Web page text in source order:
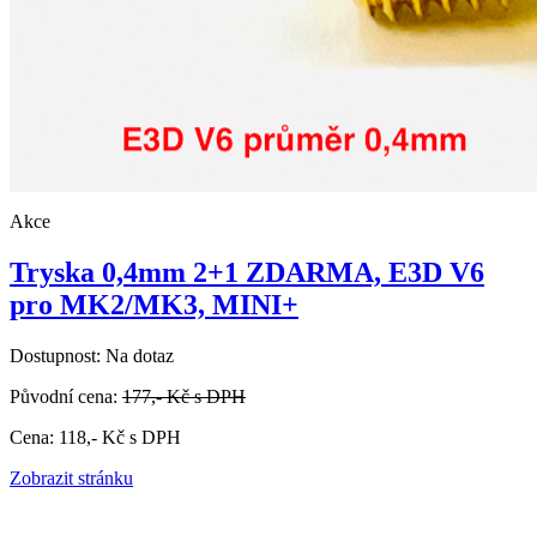
Akce
Tryska 0,4mm 2+1 ZDARMA, E3D V6
pro MK2/MK3, MINI+
Dostupnost: Na dotaz
Původní cena: 177,-Kčs DPH
Cena: 118,- Kč s DPH
Zobrazit stránku